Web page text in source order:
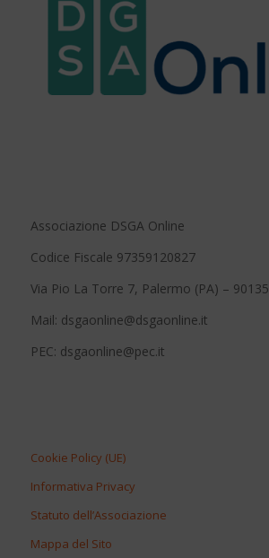
Associazione DSGA Online
Codice Fiscale 97359120827
Via Pio La Torre 7, Palermo (PA) – 90135
Mail: dsgaonline@dsgaonline.it
PEC: dsgaonline@pec.it
Cookie Policy (UE)
Informativa Privacy
Statuto dell’Associazione
Mappa del Sito